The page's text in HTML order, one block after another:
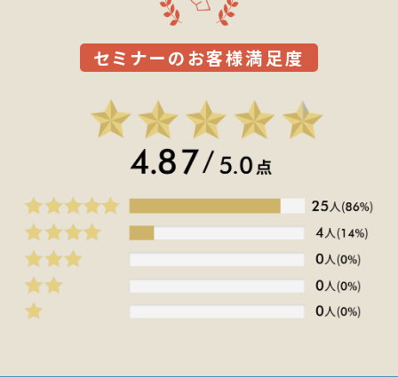
セミナーのお客様満足度